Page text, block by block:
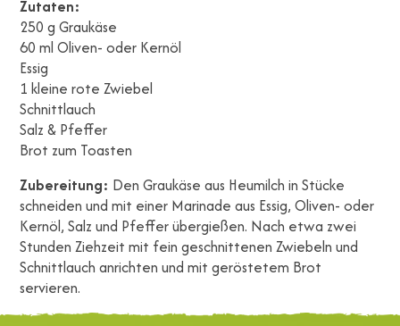
Zutaten:
250 g Graukäse
60 ml Oliven- oder Kernöl
Essig
1 kleine rote Zwiebel
Schnittlauch
Salz & Pfeffer
Brot zum Toasten
Zubereitung: Den Graukäse aus Heumilch in Stücke
schneiden und mit einer Marinade aus Essig, Oliven- oder
Kernöl, Salz und Pfeffer übergießen. Nach etwa zwei
Stunden Ziehzeit mit fein geschnittenen Zwiebeln und
Schnittlauch anrichten und mit geröstetem Brot
servieren.